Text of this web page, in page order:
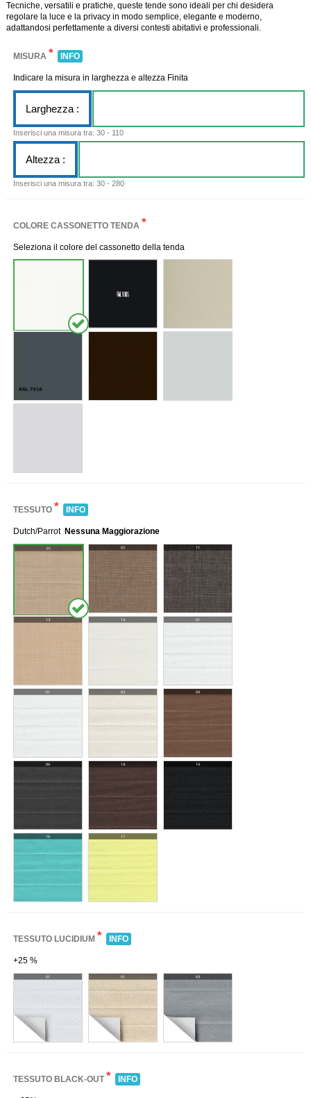
Tecniche, versatili e pratiche, queste tende sono ideali per chi desidera
regolare la luce e la privacy in modo semplice, elegante e moderno,
adattandosi perfettamente a diversi contesti abitativi e professionali.
MISURA * INFO
Indicare la misura in larghezza e altezza Finita
Larghezza :
Inserisci una misura tra: 30 - 110
Altezza :
Inserisci una misura tra: 30 - 280
COLORE CASSONETTO TENDA *
Seleziona il colore del cassonetto della tenda
TESSUTO * INFO
Dutch/Parrot Nessuna Maggiorazione
TESSUTO LUCIDIUM * INFO
+25 %
TESSUTO BLACK-OUT* INFO